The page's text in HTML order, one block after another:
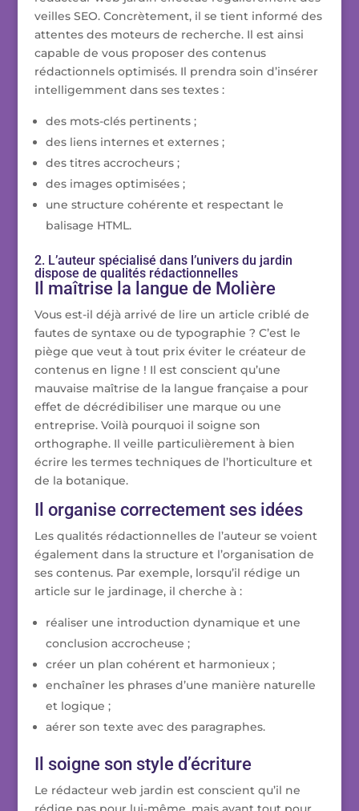
veilles SEO. Concrètement, il se tient informé des
attentes des moteurs de recherche. Il est ainsi
capable de vous proposer des contenus
rédactionnels optimisés. Il prendra soin d’insérer
intelligemment dans ses textes :
des mots-clés pertinents ;
des liens internes et externes ;
des titres accrocheurs ;
des images optimisées ;
une structure cohérente et respectant le
balisage HTML.
2. L’auteur spécialisé dans l’univers du jardin
dispose de qualités rédactionnelles
Il maîtrise la langue de Molière
Vous est-il déjà arrivé de lire un article criblé de
fautes de syntaxe ou de typographie ? C’est le
piège que veut à tout prix éviter le créateur de
contenus en ligne ! Il est conscient qu’une
mauvaise maîtrise de la langue française a pour
effet de décrédibiliser une marque ou une
entreprise. Voilà pourquoi il soigne son
orthographe. Il veille particulièrement à bien
écrire les termes techniques de l’horticulture et
de la botanique.
Il organise correctement ses idées
Les qualités rédactionnelles de l’auteur se voient
également dans la structure et l’organisation de
ses contenus. Par exemple, lorsqu’il rédige un
article sur le jardinage, il cherche à :
réaliser une introduction dynamique et une
conclusion accrocheuse ;
créer un plan cohérent et harmonieux ;
enchaîner les phrases d’une manière naturelle
et logique ;
aérer son texte avec des paragraphes.
Il soigne son style d’écriture
Le rédacteur web jardin est conscient qu’il ne